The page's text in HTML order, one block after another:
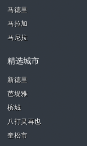
马德里
马拉加
马尼拉
精选城市
新德里
芭堤雅
槟城
八打灵再也
奎松市